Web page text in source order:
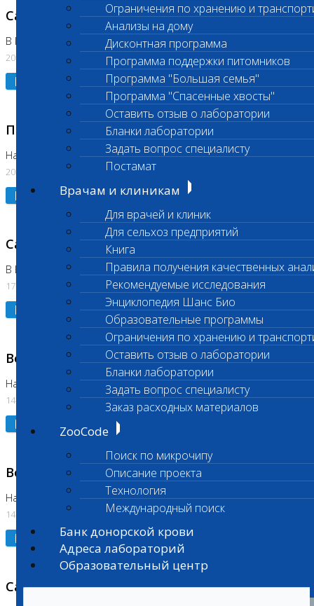
Ограничения по хранению и
Анализы на дому
Дисконтная программа
Программа поддержки питомников
Программа "Большая семья"
Программа "Спасенные хвосты"
Оставить отзыв о лаборатории
Бланки лаборатории
Задать вопрос специалисту
Постамат
Врачам и клиникам
Для врачей и клиник
Для сельхоз предприятий
Книга
Правила получения качественных
Рекомендуемые исследования
Энциклопедия Шанс Био
Образовательные программы
Ограничения по хранению и
Оставить отзыв о лаборатории
Бланки лаборатории
Задать вопрос специалисту
Заказ расходных материалов
ZooCode
Поиск по микрочипу
Описание проекта
Технология
Международный поиск
Банк донорской крови
Адреса лабораторий
Образовательный центр
Санитарный день
В Коломне 20.07.2026
20.07.2026
Подробнее
Приостановлено выполнение исследования
На Нагорной
20.07.2026
Подробнее
Санитарный день
В Бутово
17.07.2026
Подробнее
Возобновлено выполнение исследования
На Нагорной (Код 961, 962)
14.07.2026
Подробнее
Возобновлено выполнение исследования
На Нагорной (Код 157)
14.07.2026
Подробнее
Санитарный день